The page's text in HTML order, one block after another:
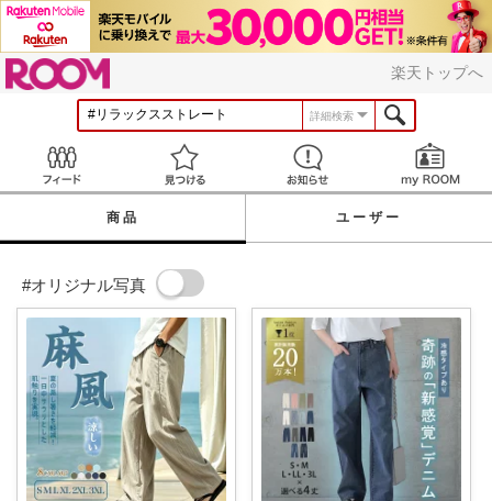
楽天トップへ
詳細検索
見つける お知らせ
商品 ユーザー
#オリジナル写真